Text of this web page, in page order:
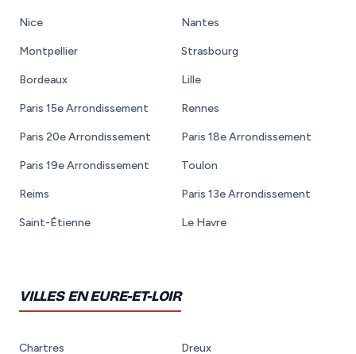
Nice Nantes
Montpellier Strasbourg
Bordeaux Lille
Paris 15e Arrondissement Rennes
Paris 20e Arrondissement Paris 18e Arrondissement
Paris 19e Arrondissement Toulon
Reims Paris 13e Arrondissement
Saint-Étienne Le Havre
VILLES EN EURE-ET-LOIR
Chartres Dreux